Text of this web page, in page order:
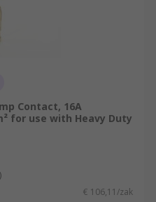
Contact, 16A
for use with Heavy Duty
€ 106,11/zak